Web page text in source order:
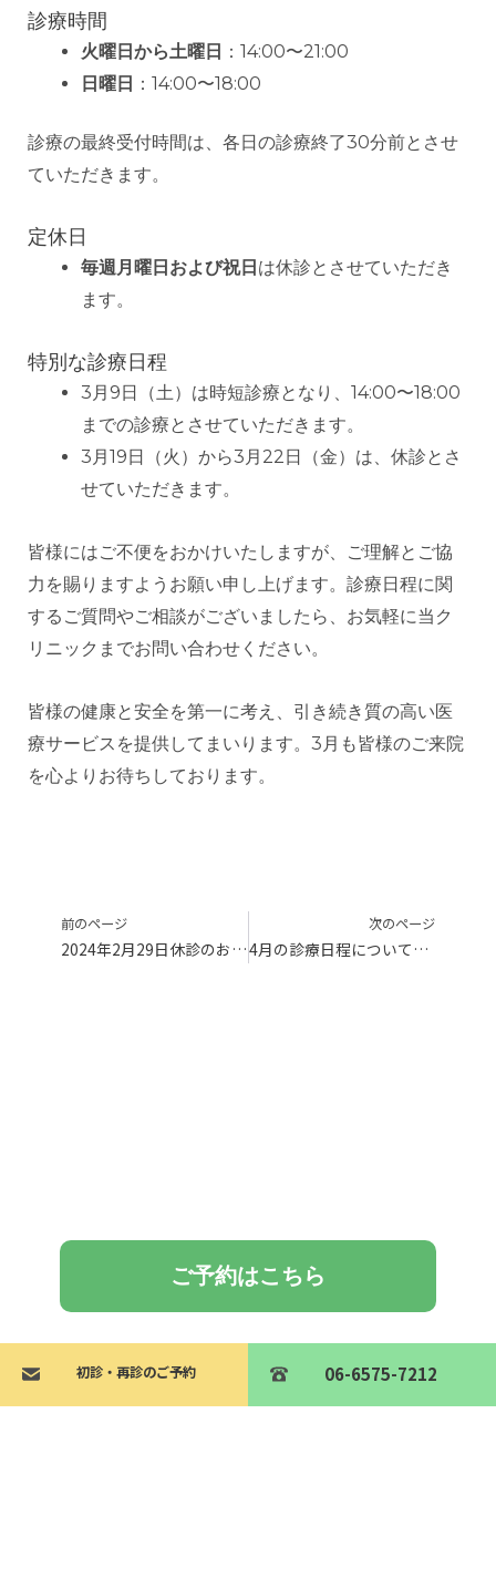
診療時間
火曜日から土曜日 ：14:00〜21:00
日曜日 ：14:00〜18:00
診療の最終受付時間は、各日の診療終了30分前とさせ
ていただきます。
定休日
毎週月曜日および祝日は休診とさせていただき
ます。
特別な診療日程
3月9日（土）は時短診療となり、14:00〜18:00
までの診療とさせていただきます。
3月19日（火）から3月22日（金）は、休診とさ
せていただきます。
皆様にはご不便をおかけいたしますが、ご理解とご協
力を賜りますようお願い申し上げます。診療日程に関
するご質問やご相談がございましたら、お気軽に当ク
リニックまでお問い合わせください。
皆様の健康と安全を第一に考え、引き続き質の高い医
療サービスを提供してまいります。3月も皆様のご来院
を心よりお待ちしております。
前のページ
2024年2月29日休診のお知らせ
次のページ
4月の診療日程についてのお知らせ
ご予約はこちら
初診・再診のご予約 06-6575-7212
初診・再診のご予約 06-6575-7212